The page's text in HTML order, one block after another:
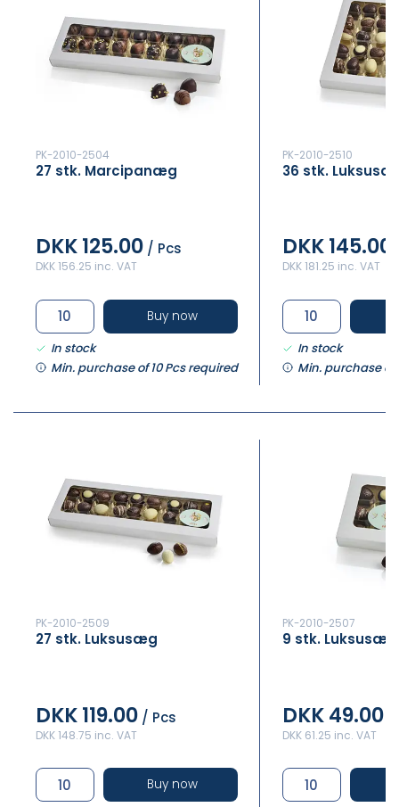
PK-2010-2504
27 stk. Marcipanæg
DKK 125.00 / Pcs
DKK 156.25 inc. VAT
Buy now
In stock
Min. purchase of 10 Pcs required
PK-2010-2510
36 stk.
DKK 145.00
DKK 181.25 inc. VAT
In stock
Min. purchase of
PK-2010-2509
27 stk. Luksusæg
DKK 119.00 / Pcs
DKK 148.75 inc. VAT
Buy now
PK-2010-2507
9 stk. Luksusæg
DKK 49.00
DKK 61.25 inc. VAT